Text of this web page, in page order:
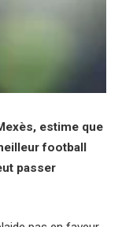
estime que
football
passer